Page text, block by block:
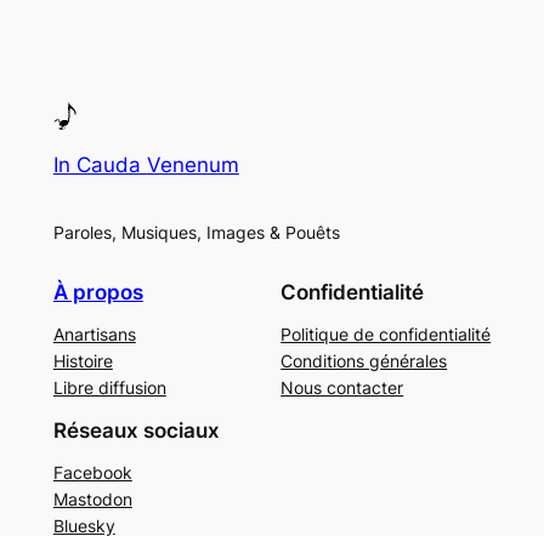
In Cauda Venenum
Paroles, Musiques, Images & Pouêts
À propos
Anartisans
Histoire
Libre diffusion
Confidentialité
Politique de confidentialité
Conditions générales
Nous contacter
Réseaux sociaux
Facebook
Mastodon
Bluesky